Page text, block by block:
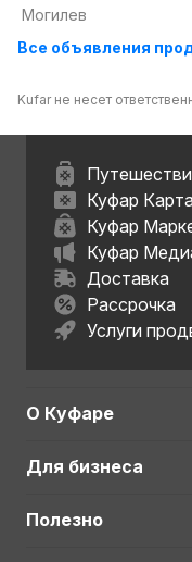
Pro-A WiFi ( гарантия )
Могилев
Все объявления
Kufar не несет
Куфар Карта
Куфар
Куфар
Доставка
Рассрочка
Услуги
О Куфаре
Для бизнеса
Полезно